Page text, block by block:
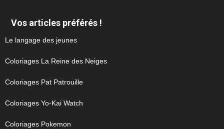
Vos articles préférés !
Le langage des jeunes
Coloriages La Reine des Neiges
Coloriages Pat Patrouille
Coloriages Yo-Kai Watch
Coloriages Pokemon